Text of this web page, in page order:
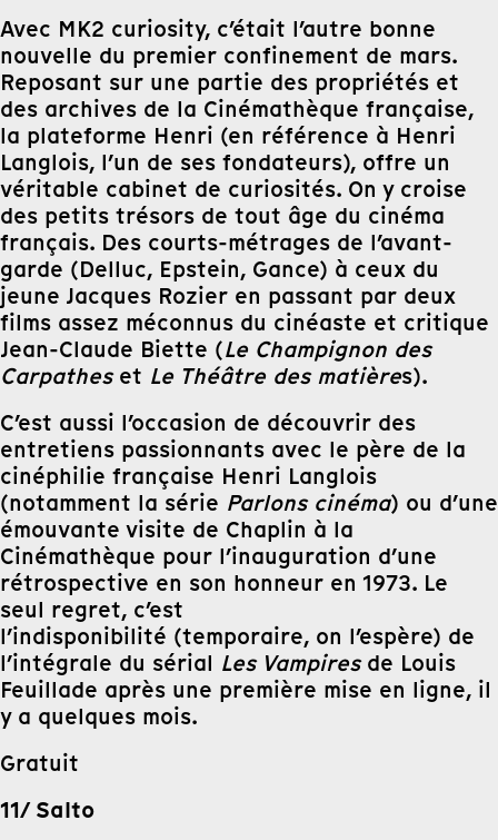
Avec MK2 curiosity, c’était l’autre bonne
nouvelle du premier confinement de mars.
Reposant sur une partie des propriétés et
des archives de la Cinémathèque française,
la plateforme Henri (en référence à Henri
Langlois, l’un de ses fondateurs), offre un
véritable cabinet de curiosités. On y croise
des petits trésors de tout âge du cinéma
français. Des courts-métrages de l’avant-
garde (Delluc, Epstein, Gance) à ceux du
jeune Jacques Rozier en passant par deux
films assez méconnus du cinéaste et critique
Jean-Claude Biette (Le Champignon des
Carpatheset Le Théâtre des matières).
C’est aussi l’occasion de découvrir des
entretiens passionnants avec le père de la
cinéphilie française Henri Langlois
(notamment la série Parlons cinéma) ou d’une
émouvante visite de Chaplin à la
Cinémathèque pour l’inauguration d’une
rétrospective en son honneur en 1973. Le
seul regret, c’est
l’indisponibilité (temporaire, on l’espère) de
l’intégrale du sérial Les Vampiresde Louis
Feuillade après une première mise en ligne, il
y a quelques mois.
Gratuit
11/ Salto